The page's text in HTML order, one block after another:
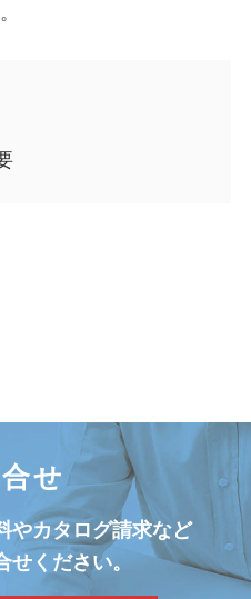
せ
やカタログ請求など
せください。